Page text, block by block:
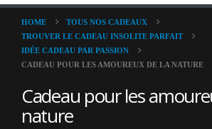
HOME
TOUS NOS CADEAUX
TROUVER LE CADEAU INSOLITE PARFAIT
IDÉE CADEAU PAR PASSION
CADEAU POUR LES AMOUREUX DE LA NATURE
Cadeau pour les
nature